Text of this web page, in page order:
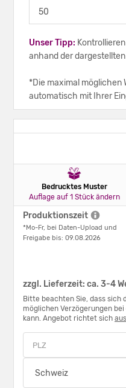
Unser Tipp:
anhand der
*Die maximal möglichen
automatisch mit Ihrer
Bedrucktes Muster
Auflage auf 1 Stück ändern
Produktionszeit
*Mo-Fr, bei Daten-Upload und
Freigabe bis: 09.08.2026
zzgl. Lieferzeit: ca. 3-4
Bitte beachten Sie, dass sich
möglichen Verzögerungen
kann. Angebot richtet sich